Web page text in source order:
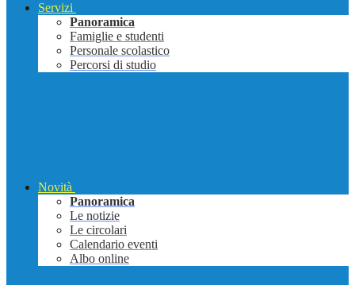
Servizi
Panoramica
Famiglie e studenti
Personale scolastico
Percorsi di studio
Novità
Panoramica
Le notizie
Le circolari
Calendario eventi
Albo online